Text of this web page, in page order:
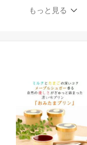
せ お土産 内祝 お祝 高級
洋菓子 小美玉 平飼い卵
もっと見る